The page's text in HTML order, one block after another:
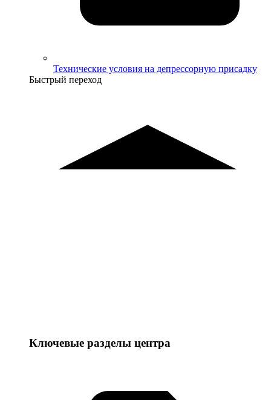
Технические условия на депрессорную присадку
Быстрый переход
Ключевые разделы центра